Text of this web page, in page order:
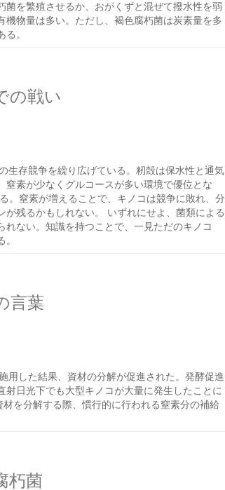
を繁殖させるか、おがくずと混ぜて撥水性を弱
物量は多い。ただし、褐色腐朽菌は炭素量を多
。
の戦い
生存競争を繰り広げている。籾殻は保水性と通気
素が少なくグルコースが多い環境で優位とな
。窒素が増えることで、キノコは競争に敗れ、分
残るかもしれない。 いずれにせよ、菌類による
ない。知識を持つことで、一見ただのキノコ
言葉
用した結果、資材の分解が促進された。発酵促進
日光下でも大型キノコが大量に発生したことに
を分解する際、慣行的に行われる窒素分の補給
朽菌